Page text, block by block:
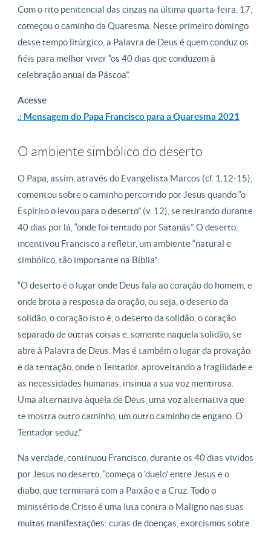
Com o rito penitencial das cinzas na última quarta-feira, 17,
começou o caminho da Quaresma. Neste primeiro domingo
desse tempo litúrgico, a Palavra de Deus é quem conduz os
fiéis para melhor viver “os 40 dias que conduzem à
celebração anual da Páscoa”.
Acesse
.: Mensagem do Papa Francisco para a Quaresma 2021
O ambiente simbólico do deserto
O Papa, assim, através do Evangelista Marcos (cf. 1,12-15),
comentou sobre o caminho percorrido por Jesus quando “o
Espírito o levou para o deserto” (v. 12), se retirando durante
40 dias por lá, “onde foi tentado por Satanás”. O deserto,
incentivou Francisco a refletir, um ambiente “natural e
simbólico, tão importante na Bíblia”:
“O deserto é o lugar onde Deus fala ao coração do homem, e
onde brota a resposta da oração, ou seja, o deserto da
solidão, o coração isto é, o deserto da solidão, o coração
separado de outras coisas e, somente naquela solidão, se
abre à Palavra de Deus. Mas é também o lugar da provação
e da tentação, onde o Tentador, aproveitando a fragilidade e
as necessidades humanas, insinua a sua voz mentirosa.
Uma alternativa àquela de Deus, uma voz alternativa que
te mostra outro caminho, um outro caminho de engano. O
Tentador seduz.”
Na verdade, continuou Francisco, durante os 40 dias vividos
por Jesus no deserto, “começa o ‘duelo’ entre Jesus e o
diabo, que terminará com a Paixão e a Cruz. Todo o
ministério de Cristo é uma luta contra o Maligno nas suas
muitas manifestações: curas de doenças, exorcismos sobre